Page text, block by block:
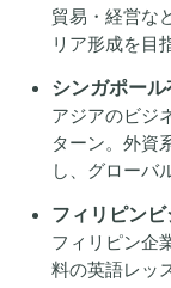
貿易・経営な
リア形成を目
シンガポー
アジアのビジ
ターン。外資
し、グローバ
フィリピン
フィリピン企
料の英語レッ